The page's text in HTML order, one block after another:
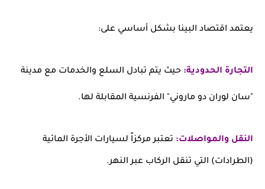
يعتمد اقتصاد البينا بشكل أساسي على:
التجارة الحدودية: حيث يتم تبادل السلع والخدمات مع مدينة
"سان لوران دو ماروني" الفرنسية المقابلة لها.
النقل والمواصلات: تعتبر مركزاً لسيارات الأجرة المائية
(الطرادات) التي تنقل الركاب عبر النهر.